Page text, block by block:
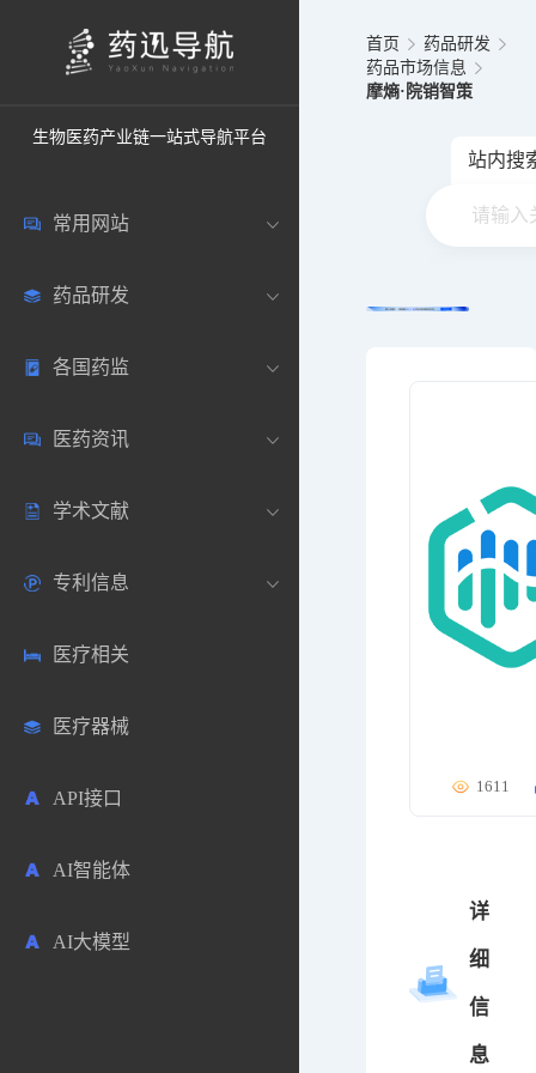
生物医药产业链一站式导航平台
常用网站
中国常用
药圈资讯
邮箱登录
药典网站
药品研发
药研数据库
药品说明书
药物临床
生物数据库
药品市场信息
合成化工
药物分析
毒性数据库
原辅料包材
各国药监
中国
美国
欧洲
日本
其他各国
医药资讯
医药新闻
医药论坛
药研咨询
医药科普
学术文献
学术搜索
SciHub文献
文献下载
文献管理
专利信息
各国专利局官方查询
医药专利
商业专利数据库
免费专利库
医疗相关
医疗器械
API接口
AI智能体
AI大模型
首页
药品研发
药品市场信息
摩熵·院销智策
站内搜
1611
详
细
信
息